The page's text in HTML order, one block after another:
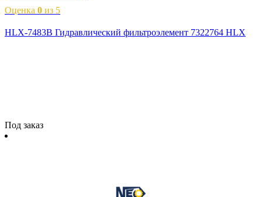
Оценка 0 из 5
HLX-7483B Гидравлический фильтроэлемент 7322764 HLX
Под заказ